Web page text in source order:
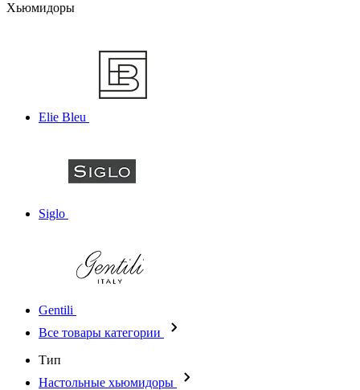
Хьюмидоры
Elie Bleu
Siglo
Gentili
Все товары категории
Тип
Настольные хьюмидоры